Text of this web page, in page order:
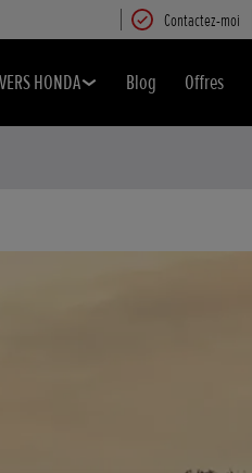
Contactez-moi
HONDA Blog Offres